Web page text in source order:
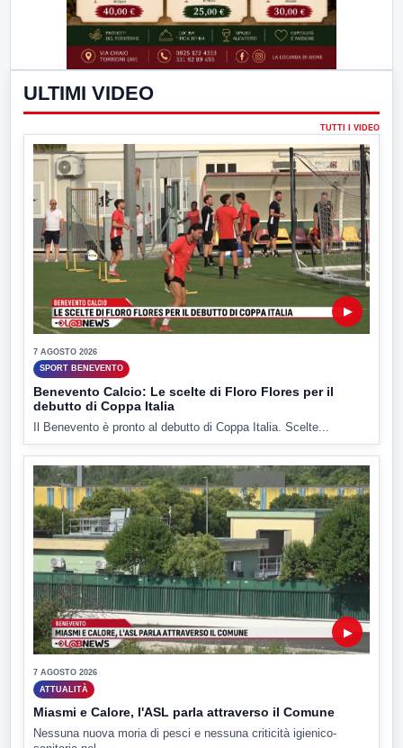
ULTIMI VIDEO
TUTTI I VIDEO
▶
7 AGOSTO 2026
SPORT BENEVENTO
Benevento Calcio: Le scelte di Floro Flores per il
debutto di Coppa Italia
Il Benevento è pronto al debutto di Coppa Italia. Scelte...
▶
7 AGOSTO 2026
ATTUALITÀ
Miasmi e Calore, l'ASL parla attraverso il Comune
Nessuna nuova moria di pesci e nessuna criticità igienico-